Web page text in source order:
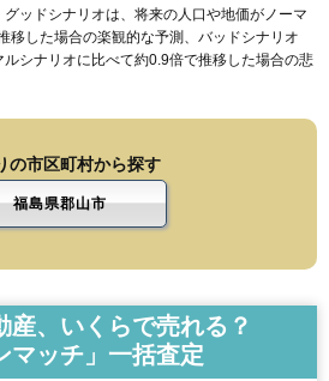
ッドシナリオは、将来の人口や地価がノーマ
移した場合の楽観的な予測、バッドシナリオ
シナリオに比べて約0.9倍で推移した場合の悲
の市区町村から探す
福島県郡山市
産、いくらで売れる？
マッチ」一括査定